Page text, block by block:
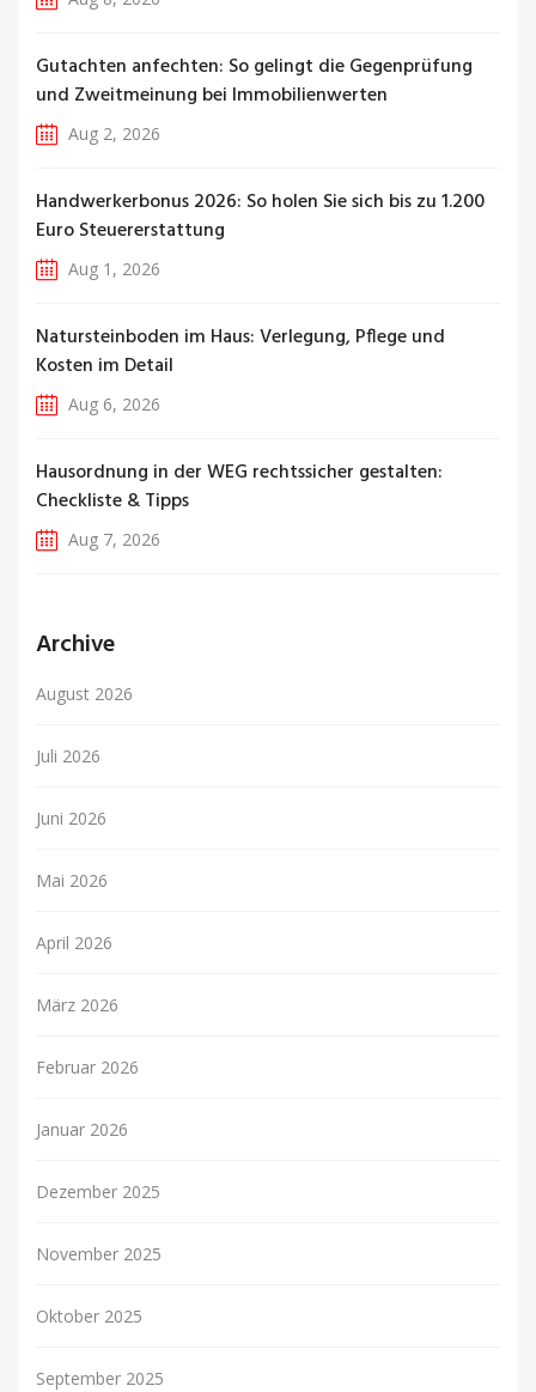
Gutachten anfechten: So gelingt die Gegenprüfung
und Zweitmeinung bei Immobilienwerten
Aug 2, 2026
Handwerkerbonus 2026: So holen Sie sich bis zu 1.200
Euro Steuererstattung
Aug 1, 2026
Natursteinboden im Haus: Verlegung, Pflege und
Kosten im Detail
Aug 6, 2026
Hausordnung in der WEG rechtssicher gestalten:
Checkliste & Tipps
Aug 7, 2026
Archive
August 2026
Juli 2026
Juni 2026
Mai 2026
April 2026
März 2026
Februar 2026
Januar 2026
Dezember 2025
November 2025
Oktober 2025
September 2025